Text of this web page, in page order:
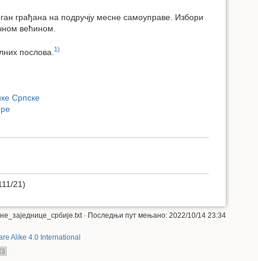
грађана на подручју месне самоуправе. Избори
већином.
послова. 1)
Српске
21)
· Последњи пут мењано: 2022/10/14 23:34
Alike 4.0 International